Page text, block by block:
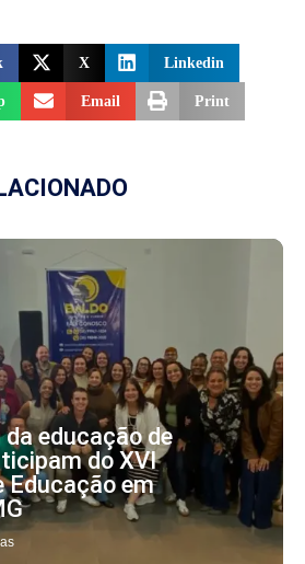
X Linkedin
Email Print
educação de
do XVI
Educação em